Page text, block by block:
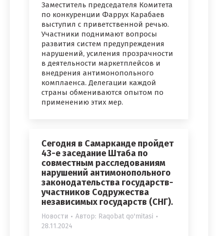
Заместитель председателя Комитета
по конкуренции Фаррух Карабаев
выступил с приветственной речью.
Участники поднимают вопросы
развития систем предупреждения
нарушений, усиления прозрачности
в деятельности маркетплейсов и
внедрения антимонопольного
комплаенса. Делегации каждой
страны обмениваются опытом по
применению этих мер.
Сегодня в Самарканде пройдет
43-е заседание Штаба по
совместным расследованиям
нарушений антимонопольного
законодательства государств-
участников Содружества
независимых государств (СНГ).
Новости Автор: Raqobat qo'mitasi
28.11.2024